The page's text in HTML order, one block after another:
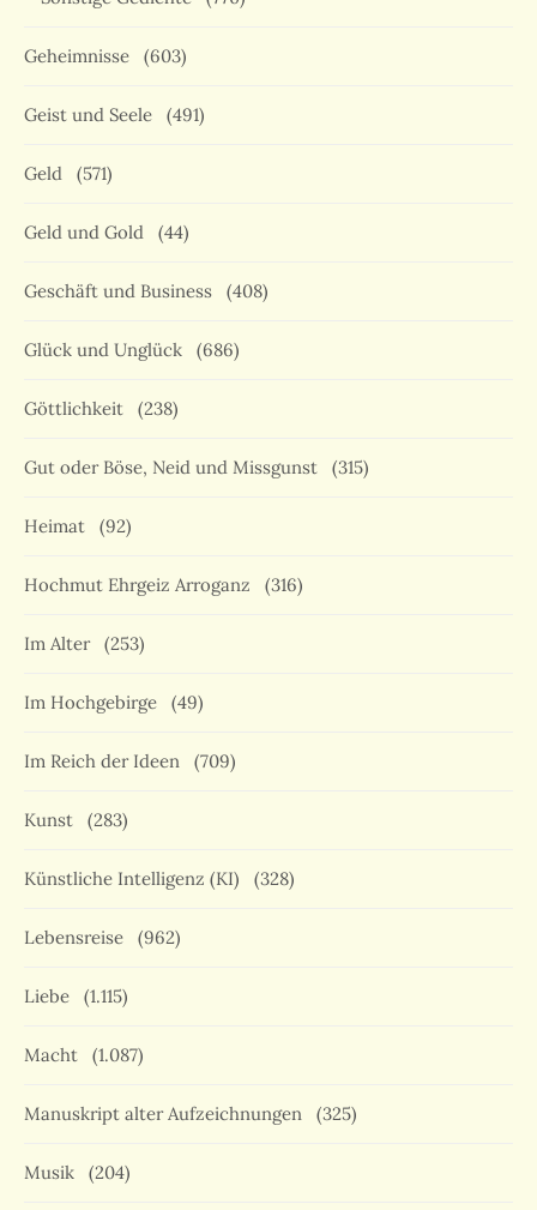
Geheimnisse (603)
Geist und Seele (491)
Geld (571)
Geld und Gold (44)
Geschäft und Business (408)
Glück und Unglück (686)
Göttlichkeit (238)
Gut oder Böse, Neid und Missgunst (315)
Heimat (92)
Hochmut Ehrgeiz Arroganz (316)
Im Alter (253)
Im Hochgebirge (49)
Im Reich der Ideen (709)
Kunst (283)
Künstliche Intelligenz (KI) (328)
Lebensreise (962)
Liebe (1.115)
Macht (1.087)
Manuskript alter Aufzeichnungen (325)
Musik (204)